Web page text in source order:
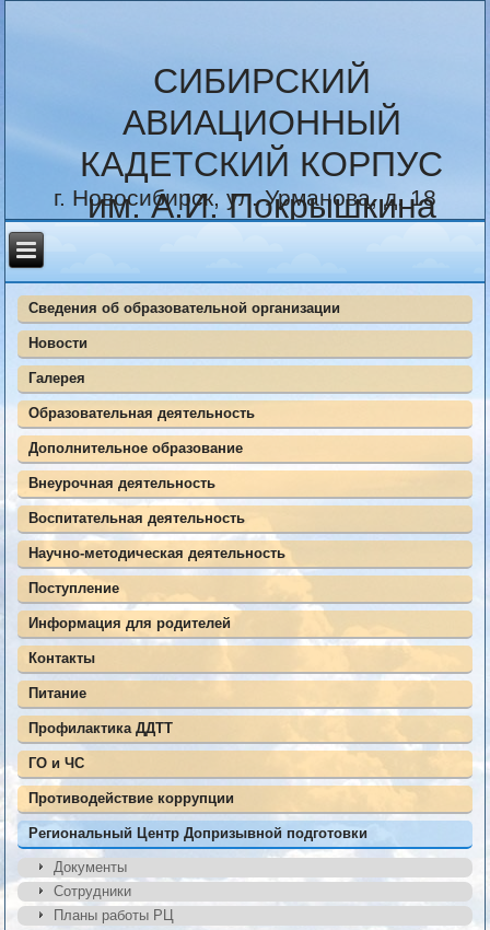
СИБИРСКИЙ
АВИАЦИОННЫЙ
КАДЕТСКИЙ КОРПУС
им. А.И. Покрышкина
г. Новосибирск, ул. Урманова, д. 18
Сведения об образовательной организации
Новости
Галерея
Образовательная деятельность
Дополнительное образование
Внеурочная деятельность
Воспитательная деятельность
Научно-методическая деятельность
Поступление
Информация для родителей
Контакты
Питание
Профилактика ДДТТ
ГО и ЧС
Противодействие коррупции
Региональный Центр Допризывной подготовки
Документы
Сотрудники
Планы работы РЦ